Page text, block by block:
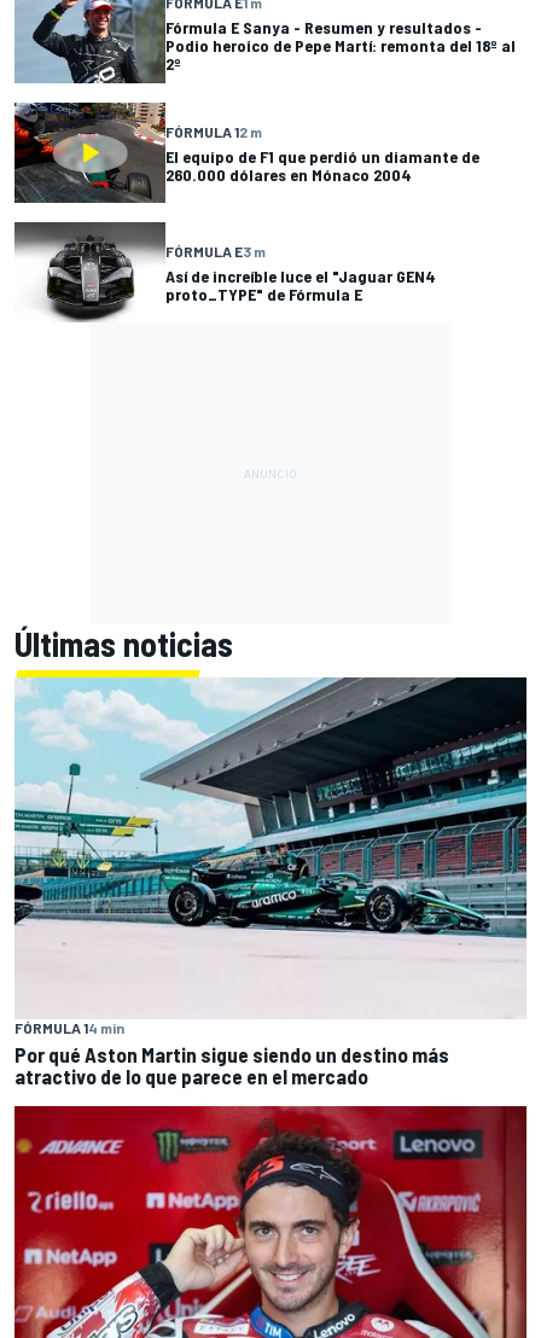
Fórmula E Sanya - Resumen y resultados -
Podio heroico de Pepe Martí: remonta del 18º al
2º
FÓRMULA 12 m
El equipo de F1 que perdió un diamante de
260.000 dólares en Mónaco 2004
FÓRMULA E3 m
Así de increíble luce el "Jaguar GEN4
proto_TYPE" de Fórmula E
Últimas noticias
FÓRMULA 14 min
Por qué Aston Martin sigue siendo un destino más
atractivo de lo que parece en el mercado